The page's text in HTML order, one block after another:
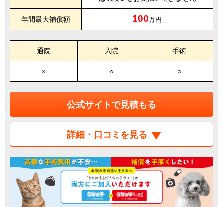
年間最大補償額 100万円
通院 入院 手術
× ○ ○
公式サイトで見積もる
詳細・口コミを見る